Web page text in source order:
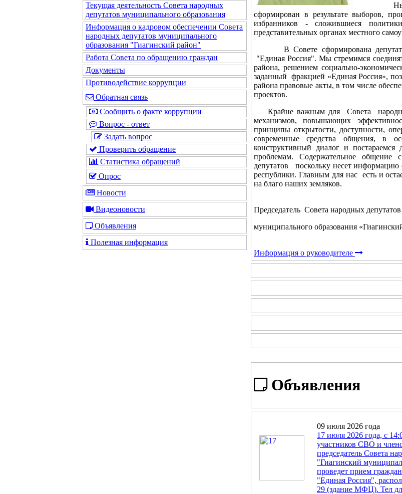
Текущая деятельность Совета народных
депутатов муниципального образования
Информация о кадровом обеспечении Совета
народных депутатов муниципального
образования "Гиагинский район"
Работа Совета по обращению граждан
Документы
Противодействие коррупции
Обратная связь
Сообщить о факте коррупции
Вопрос - ответ
Задать вопрос
Проверить обращение
Статистика обращений
Опрос
Новости
Видеоновости
Объявления
Полезная информация
Ныне
сформирован в результате выборов,
избранников - сложившиеся
представительных органах местного
В Совете сформирована
"Единая Россия". Мы стремимся
района, решением социально-
заданный фракцией «Единая Россия»,
района правовые акты, в том числе
проектов.
Крайне важным для Совета народных
механизмов, повышающих
принципы открытости, доступности,
современные средства общения, в
конструктивный диалог и
проблемам. Содержательное
депутатов поскольку несет
республики. Главным для нас есть и
на благо наших земляков.
Председатель Совета народных депутатов
муниципального образования
Информация о руководителе
Объявления
09 июля 2026 года
17 июля 2026 года, с
участников СВО и
председатель Совета
"Гиагинский
проведет прием
"Единая Россия",
29 (здание МФЦ). Тел